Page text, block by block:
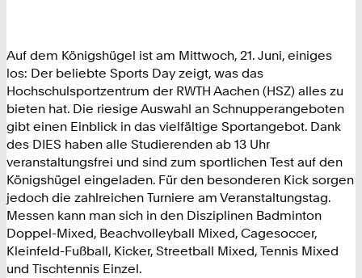
Auf dem Königshügel ist am Mittwoch, 21. Juni, einiges
los: Der beliebte Sports Day zeigt, was das
Hochschulsportzentrum der RWTH Aachen (HSZ) alles zu
bieten hat. Die riesige Auswahl an Schnupperangeboten
gibt einen Einblick in das vielfältige Sportangebot. Dank
des DIES haben alle Studierenden ab 13 Uhr
veranstaltungsfrei und sind zum sportlichen Test auf den
Königshügel eingeladen. Für den besonderen Kick sorgen
jedoch die zahlreichen Turniere am Veranstaltungstag.
Messen kann man sich in den Disziplinen Badminton
Doppel-Mixed, Beachvolleyball Mixed, Cagesoccer,
Kleinfeld-Fußball, Kicker, Streetball Mixed, Tennis Mixed
und Tischtennis Einzel.